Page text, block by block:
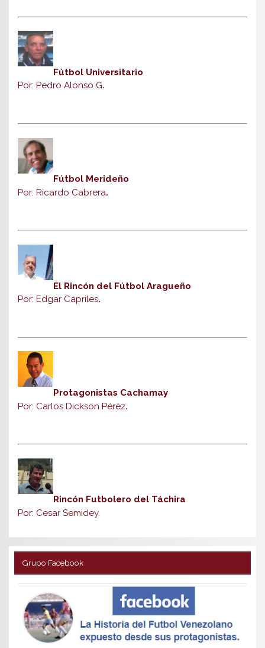
Fútbol Universitario
Por: Pedro Alonso G.
Fútbol Merideño
Por: Ricardo Cabrera.
El Rincón del Fútbol Aragueño
Por: Edgar Capriles.
Protagonistas Cachamay
Por: Carlos Dickson Pérez.
Rincón Futbolero del Táchira
Por: Cesar Semidey.
Grupo Facebook